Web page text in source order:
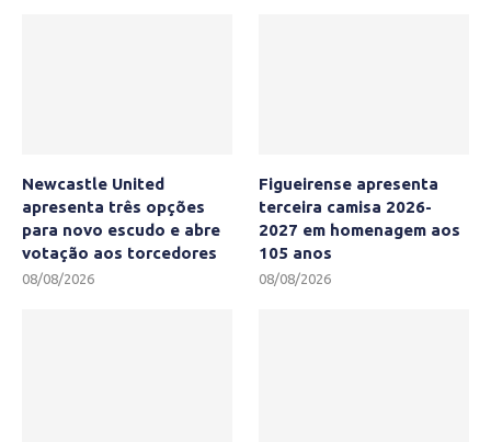
Newcastle United
apresenta três opções
para novo escudo e abre
votação aos torcedores
08/08/2026
Figueirense apresenta
terceira camisa 2026-
2027 em homenagem aos
105 anos
08/08/2026